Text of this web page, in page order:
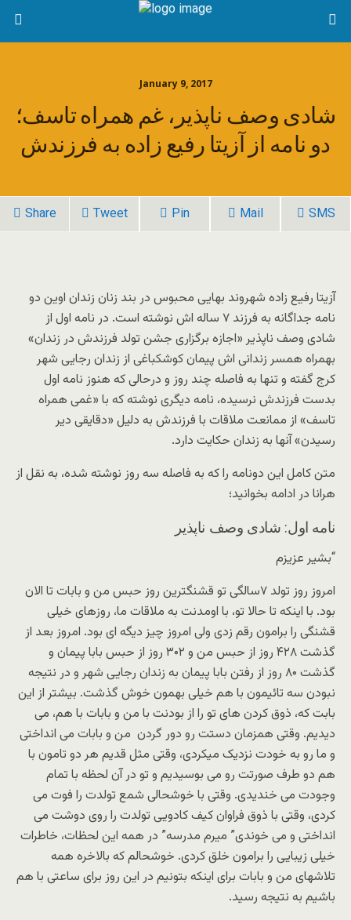
January 9, 2017
شادی وصف ناپذیر، غم همراه تاسف؛
دو نامه از آزیتا رفیع زاده به فرزندش
Share Tweet Pin Mail SMS
آزیتا رفیع زاده شهروند بهایی محبوس در بند زنان زندان اوین دو
نامه جداگانه به فرزند ۷ ساله اش نوشته است. در نامه اول از
شادی وصف ناپذیر «اجازه برگزاری جشن تولد فرزندش در زندان»
بهمراه همسر زندانی اش پیمان کوشکباغی از زندان رجایی شهر
کرج گفته و تنها به فاصله چند روز و درحالی که هنوز نامه اول
بدست فرزندش نرسیده، نامه دیگری نوشته که با «غمی همراه
تاسف» از ممانعت ملاقات با فرزندش به دلیل «دقایقی دیر
رسیدن» آنها به زندان حکایت دارد.
متن کامل این دونامه را که به فاصله سه روز نوشته شده، به نقل از
هرانا در ادامه بخوانید؛
نامه اول: شادی وصف ناپذیر
“بشیر عزیزم
امروز روز تولد ۷سالگی تو قشنگترین روز حبس من و بابات تا الان
بود. با اینکه تا حالا تو، با اومدنت به ملاقات ما، روزهای خیلی
قشنگی را برامون رقم زدی ولی امروز چیز دیگه ای بود. امروز بعد از
گذشت ۴۲۸ روز از حبس من و ۳۰۲ روز از حبس بابا پیمان و
گذشت ۸۰ روز از رفتن بابا پیمان به زندان رجایی شهر و در نتیجه
نبودن سه تائیمون با هم خیلی بهمون خوش گذشت. بیشتر از این
بابت که، ذوق کردن های تو را از بودنت با من و بابات با هم، می
دیدیم. وقتی همزمان دستت رو دور گردن من و بابات می انداختی
و ما رو به خودت نزدیک میکردی، وقتی مثل قدیم هر دو تامون با
هم دو طرف صورتت رو می بوسیدیم و تو در آن لحظه با تمام
وجودت می خندیدی. وقتی با خوشحالی شمع تولدت را فوت می
کردی، وقتی با ذوق فراوان کیف کادویی تولدت را روی دوشت می
انداختی و می خوندی” میرم مدرسه” در همه این لحظات، خاطرات
خیلی زیبایی را برامون خلق کردی. خوشحالم که بالاخره همه
تلاشهای من و بابات برای اینکه بتونیم در این روز برای ساعتی با هم
باشیم به نتیجه رسید.